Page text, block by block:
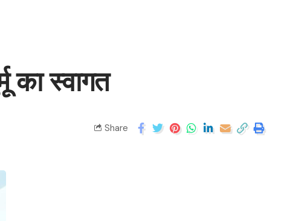
का स्वागत
Share